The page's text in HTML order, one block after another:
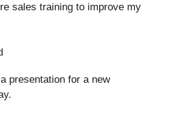
sales training to improve my
a presentation for a new